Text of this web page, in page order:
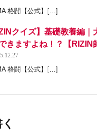
格闘【公式】[…]
クイズ】基礎教養編
きますよね！？【
格闘【公式】[…]